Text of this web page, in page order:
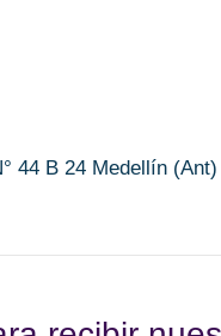
44 B 24 Medellín